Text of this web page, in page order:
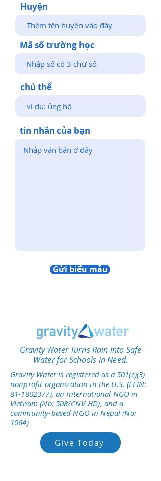
Huyện
Mã số trường học
chủ thể
tin nhắn của bạn
Gửi biểu mẫu
Gravity Water Turns Rain into Safe
Water for Schools in Need.
Gravity Water is registered as a 501(c)(3)
nonprofit organization in the U.S. (FEIN:
81-1802377), an International NGO in
Vietnam (No: 508/CNV-HD), and a
community-based NGO in Nepal (No:
1064)
Give Today